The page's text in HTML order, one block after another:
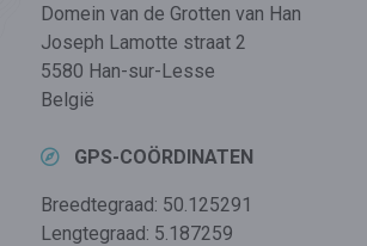
Domein van de Grotten van Han
Joseph Lamotte straat 2
5580 Han-sur-Lesse
België
GPS-COÖRDINATEN
Breedtegraad: 50.125291
Lengtegraad: 5.187259